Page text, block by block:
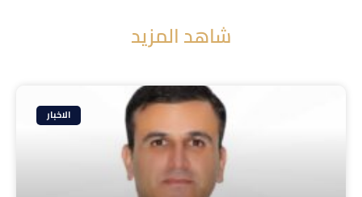
شاهد المزيد
الاخبار